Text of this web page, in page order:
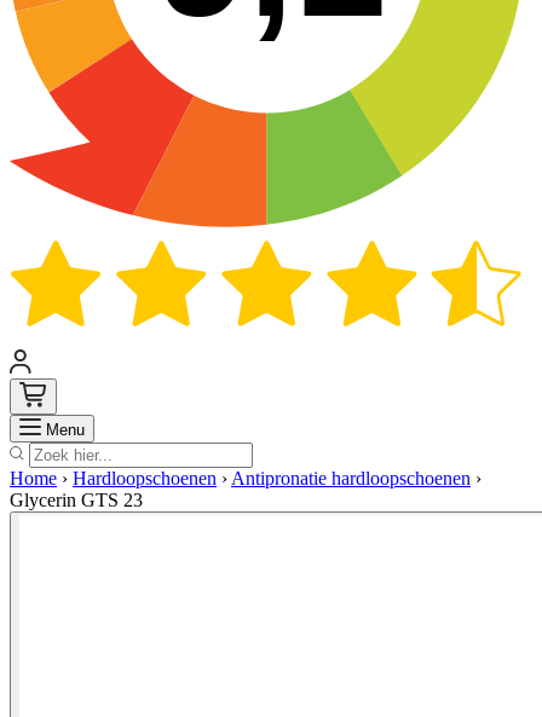
Menu Zoek
Home › Hardloopschoenen › Antipronatie hardloopschoenen ›
Glycerin GTS 23